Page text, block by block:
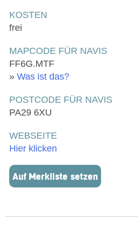
KOSTEN
frei
MAPCODE FÜR NAVIS
FF6G.MTF
» Was ist das?
POSTCODE FÜR NAVIS
PA29 6XU
WEBSEITE
Hier klicken
Auf Merkliste setzen